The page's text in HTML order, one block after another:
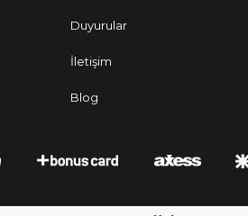
Duyurular
İletişim
Blog